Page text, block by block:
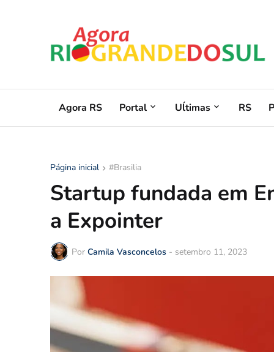
Agora RS Portal Uĺtimas RS
Página inicial #Brasilia
Startup fundada em
a Expointer
Por Camila Vasconcelos - setembro 11, 2023